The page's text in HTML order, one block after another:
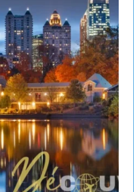
cascades
ouvre
dans
les
Finger
Lakes
de
New
York